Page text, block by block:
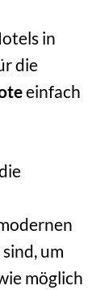
in
die
einfach
um
möglich